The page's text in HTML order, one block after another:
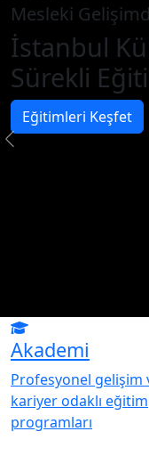
Mesleki
İstanbul
Sürekli
Eğitimleri Keşfet
Akademi
Profesyonel gelişim
kariyer odaklı eğitim
programları